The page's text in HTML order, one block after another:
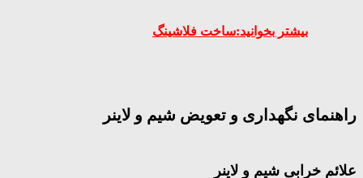
بیشتر بخوانید:ساخت فلاشینگ
راهنمای نگهداری و تعویض شیم و لاینر
علائم خرابی شیم و لاینر